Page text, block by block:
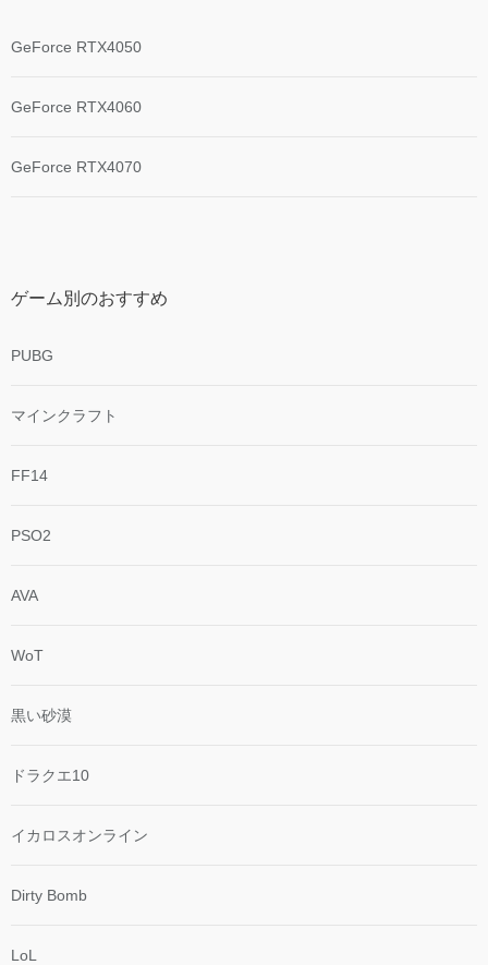
GeForce RTX4050
GeForce RTX4060
GeForce RTX4070
ゲーム別のおすすめ
PUBG
マインクラフト
FF14
PSO2
AVA
WoT
黒い砂漠
ドラクエ10
イカロスオンライン
Dirty Bomb
LoL